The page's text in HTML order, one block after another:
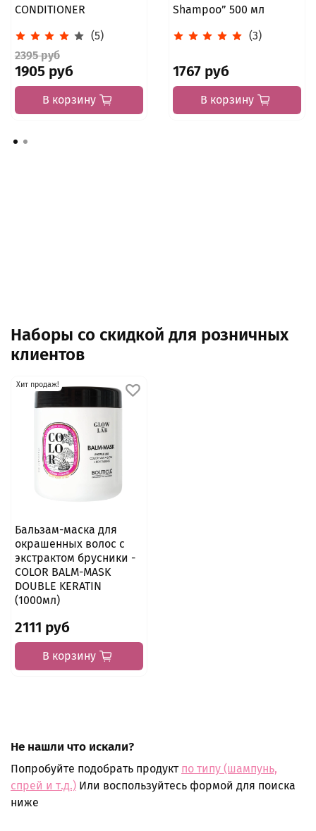
CONDITIONER
(5)
2395 руб
1905 руб
В корзину
Shampoo” 500 мл
(3)
1767 руб
В корзину
Наборы со скидкой для розничных
клиентов
Хит продаж!
Бальзам-маска для
окрашенных волос с
экстрактом брусники -
COLOR BALM-MASK
DOUBLE KERATIN
(1000мл)
2111 руб
В корзину
Не нашли что искали?
Попробуйте подобрать продукт по типу (шампунь,
спрей и т.д.) Или воспользуйтесь формой для поиска
ниже